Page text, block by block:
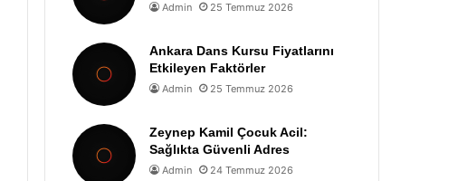
Admin 25 Temmuz 2026
Ankara Dans Kursu Fiyatlarını
Etkileyen Faktörler
Admin 25 Temmuz 2026
Zeynep Kamil Çocuk Acil:
Sağlıkta Güvenli Adres
Admin 24 Temmuz 2026